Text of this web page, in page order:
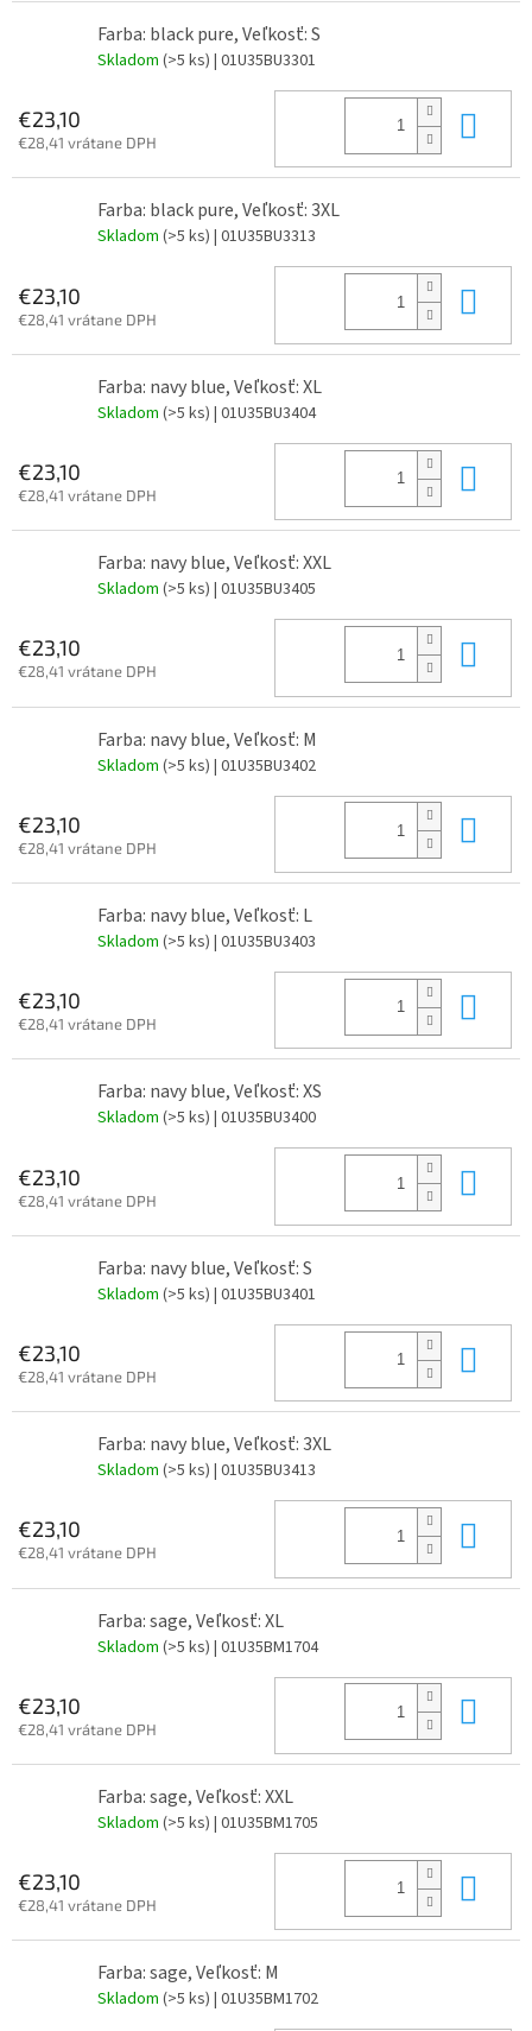
Farba: black pure, Veľkosť: S
Skladom (>5 ks) | 01U35BU3301
€23,10
€28,41 vrátane DPH
Farba: black pure, Veľkosť: 3XL
Skladom (>5 ks) | 01U35BU3313
€23,10
€28,41 vrátane DPH
Farba: navy blue, Veľkosť: XL
Skladom (>5 ks) | 01U35BU3404
€23,10
€28,41 vrátane DPH
Farba: navy blue, Veľkosť: XXL
Skladom (>5 ks) | 01U35BU3405
€23,10
€28,41 vrátane DPH
Farba: navy blue, Veľkosť: M
Skladom (>5 ks) | 01U35BU3402
€23,10
€28,41 vrátane DPH
Farba: navy blue, Veľkosť: L
Skladom (>5 ks) | 01U35BU3403
€23,10
€28,41 vrátane DPH
Farba: navy blue, Veľkosť: XS
Skladom (>5 ks) | 01U35BU3400
€23,10
€28,41 vrátane DPH
Farba: navy blue, Veľkosť: S
Skladom (>5 ks) | 01U35BU3401
€23,10
€28,41 vrátane DPH
Farba: navy blue, Veľkosť: 3XL
Skladom (>5 ks) | 01U35BU3413
€23,10
€28,41 vrátane DPH
Farba: sage, Veľkosť: XL
Skladom (>5 ks) | 01U35BM1704
€23,10
€28,41 vrátane DPH
Farba: sage, Veľkosť: XXL
Skladom (>5 ks) | 01U35BM1705
€23,10
€28,41 vrátane DPH
Farba: sage, Veľkosť: M
Skladom (>5 ks) | 01U35BM1702